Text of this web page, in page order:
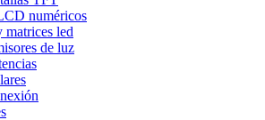
numéricos
matrices led
de luz